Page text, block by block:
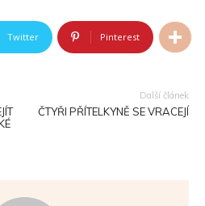
Twitter Pinterest
Další článek
ČTYŘI PŘÍTELKYNĚ SE VRACEJÍ